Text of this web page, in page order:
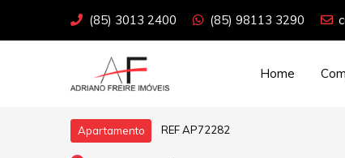
(85) 3013 2400 (85) 98113 3290
Home
Apartamento REF AP72282